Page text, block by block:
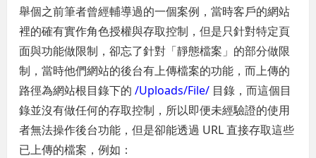
舉個之前筆者曾經輔導過的一個案例，當時客戶的網站
裡的確有實作角色授權與存取控制，但是只針對特定頁
面與功能做限制，卻忘了針對「靜態檔案」的部分做限
制，當時他們網站的後台有上傳檔案的功能，而上傳的
路徑為網站根目錄下的/Uploads/File/ 目錄，而這個目
錄並沒有做任何的存取控制，所以即便未經驗證的使用
者無法操作後台功能，但是卻能透過 URL 直接存取這些
已上傳的檔案，例如：